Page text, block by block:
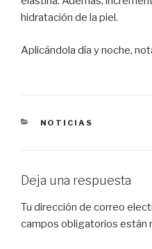
hidratación de la piel.
Aplicándola día y noche,
CATEGORÍAS
NOTICIAS
Deja una respuesta
Tu dirección de correo
campos obligatorios están